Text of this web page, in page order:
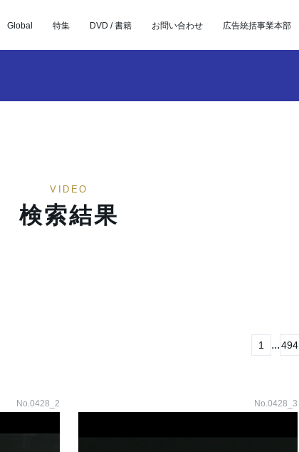
Global 特集 DVD / 書籍 お問い合わせ 広告統括事業本部
VIDEO
検索結果
1 ...494
No.0428_2 No.0428_3